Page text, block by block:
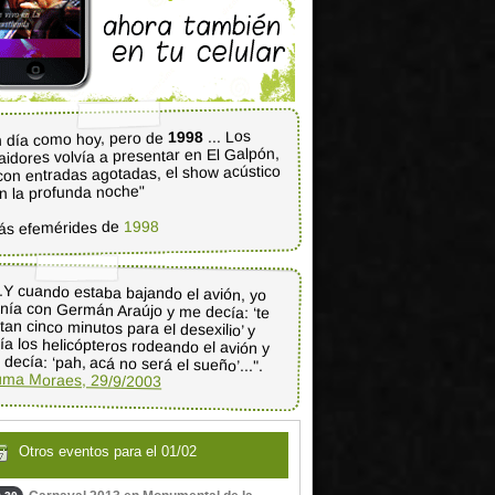
día como hoy, pero de1998 ... Los
volvía a presentar en El Galpón,
entradas agotadas, el show acústico
la profunda noche"
efemérides de 1998
cuando estaba bajando el avión, yo
con Germán Araújo y me decía: ‘te
cinco minutos para el desexilio’ y
los helicópteros rodeando el avión y
‘pah, acá no será el sueño’...".
Moraes, 29/9/2003
Otros eventos para el 01/02